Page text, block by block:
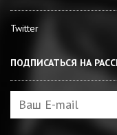
Twitter
ПОДПИСАТЬСЯ НА